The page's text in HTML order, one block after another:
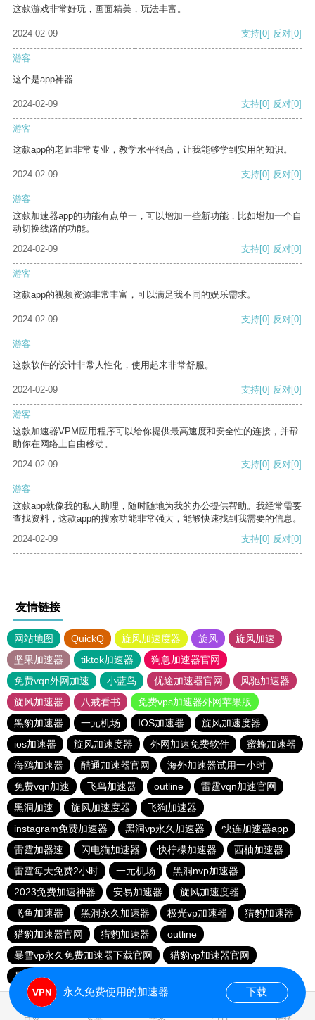
这款游戏非常好玩，画面精美，玩法丰富。
2024-02-09 支持[0] 反对[0]
游客
这个是app神器
2024-02-09 支持[0] 反对[0]
游客
这款app的老师非常专业，教学水平很高，让我能够学到实用的知识。
2024-02-09 支持[0] 反对[0]
游客
这款加速器app的功能有点单一，可以增加一些新功能，比如增加一个自
动切换线路的功能。
2024-02-09
支持[0] 反对[0]
游客
这款app的视频资源非常丰富，可以满足我不同的娱乐需求。
2024-02-09 支持[0] 反对[0]
游客
这款软件的设计非常人性化，使用起来非常舒服。
2024-02-09 支持[0] 反对[0]
游客
这款加速器VPM应用程序可以给你提供最高速度和安全性的连接，并帮
助你在网络上自由移动。
2024-02-09
支持[0] 反对[0]
游客
这款app就像我的私人助理，随时随地为我的办公提供帮助。我经常需要
查找资料，这款app的搜索功能非常强大，能够快速找到我需要的信息。
2024-02-09
支持[0] 反对[0]
友情链接
网站地图 QuickQ 旋风加速度器 旋风
旋风加速
坚果加速器
tiktok加速器
狗急加速器官网
免费vqn外网加速
小蓝鸟 优途加速器官网
风驰加速器
旋风加速器
八戒看书
免费vps加速器外网苹果版
黑豹加速器
一元机场 IOS加速器
旋风加速度器
ios加速器
旋风加速度器 外网加速免费软件
蜜蜂加速器
海鸥加速器
酷通加速器官网
海外加速器试用一小时
免费vqn加速
飞鸟加速器 outline
雷霆vqn加速官网
黑洞加速
旋风加速度器
飞狗加速器
instagram免费加速器
黑洞vp永久加速器
快连加速器app
雷霆加器速
闪电猫加速器 快柠檬加速器
西柚加速器
雷霆每天免费2小时
一元机场
黑洞nvp加速器
2023免费加速神器
安易加速器
旋风加速度器
飞鱼加速器
黑洞永久加速器 极光vp加速器
猎豹加速器
猎豹加速器官网
猎豹加速器
outline
暴雪vp永久免费加速器下载官网
猎豹vp加速器官网
暴雪vp永久免费加速器下载官网
首页 安卓 苹果 排行 推荐
永久免费使用的加速器 下载
1.444053s